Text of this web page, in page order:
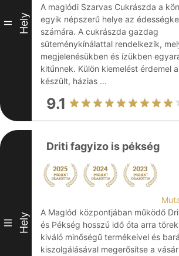
II Hely
A maglódi Szarvas Cukrászda a
egyik népszerű helye az
számára. A cukrászda gazdag
süteménykínálattal rendelkezik,
megjelenésükben és ízükben
kitűnnek. Külön kiemelést érdemel
készült, házias ...
9.1
III Hely
Driti fagyizo is pékség
A Maglód központjában működő
és Pékség hosszú idő óta arra
kiváló minőségű termékeivel és
kiszolgálásával megerősítse a